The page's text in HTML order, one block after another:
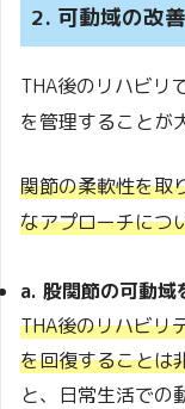
2. 可動域の改
THA後のリハビリ
を管理することが
関節の柔軟性を取
なアプローチにつ
a. 股関節の可動域
THA後のリハビリ
を回復することは
と、日常生活での